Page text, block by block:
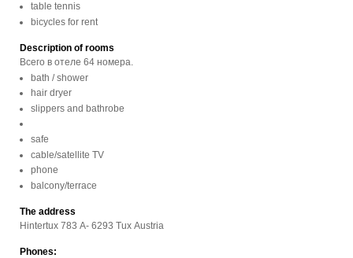
table tennis
bicycles for rent
Description of rooms
Всего в отеле 64 номера.
bath / shower
hair dryer
slippers and bathrobe
safe
cable/satellite TV
phone
balcony/terrace
The address
Hintertux 783 A- 6293 Tux Austria
Phones: